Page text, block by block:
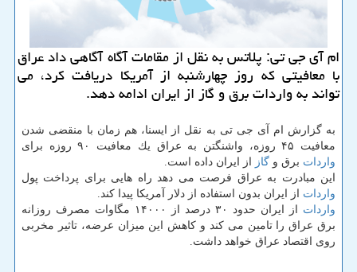
ام آی جی تی: پلاتس به نقل از مقامات آگاه آگاهی داد عراق
با معافیتی كه روز چهارشنبه از آمریكا دریافت كرد، می
تواند به واردات برق و گاز از ایران ادامه دهد.
به گزارش ام آی جی تی به نقل از ایسنا، هم زمان با منقضی شدن
معافیت ۴۵ روزه، واشنگتن به عراق یك معافیت ۹۰ روزه برای
واردات برق و گاز از ایران داده است.
این مبادرت به عراق فرصت می دهد راه هایی برای پرداخت پول
واردات از ایران بدون استفاده از دلار آمریكا پیدا كند.
واردات
از ایران حدود ۳۰ درصد از ۱۴۰۰۰ مگاوات مصرف روزانه
برق عراق را تامین می كند و كاهش این میزان عرضه، تاثیر مخربی
روی اقتصاد عراق خواهد داشت.